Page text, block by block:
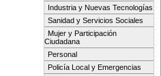
Industria y Nuevas Tecnologías
Sanidad y Servicios Sociales
Mujer y Participación
Ciudadana
Personal
Policía Local y Emergencias